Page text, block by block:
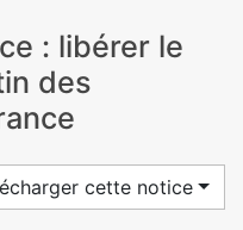
: libérer le
des
cette notice